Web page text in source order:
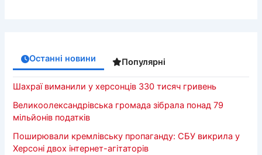
Останні новини Популярні
Шахраї виманили у херсонців 330 тисяч гривень
Великоолександрівська громада зібрала понад 79
мільйонів податків
Поширювали кремлівську пропаганду: СБУ викрила у
Херсоні двох інтернет-агітаторів